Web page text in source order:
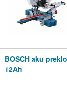
BOSCH aku
12Ah